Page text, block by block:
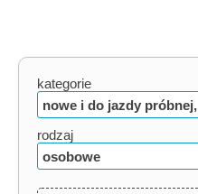
kategorie
nowe i do jazdy próbnej,
używane, oldtimery
rodzaj
osobowe